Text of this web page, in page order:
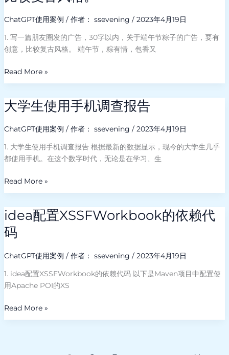
的
商
品
有
较
的
后
ChatGPT使用案例 / 作者： ssevening / 2023年4月19日
1. 写一篇朋友圈发的广告，30字以内，关于端午节粽子的广告，要有
创意，比较复古风格。 端午节，粽有情，包香又
圈
的
广
30
以
内，
关
端
午
粽
子
的
广
告，
有
意，
比
复
Read More »
大学生使用手机调查报告
ChatGPT使用案例 / 作者： ssevening / 2023年4月19日
1. 大学生使用手机调查报告 根据最新的数据显示，现今的大学生几乎
都使用手机。在这个数字时代，无论是在学习、生
大
学
生
用
手
调
报
告
Read More »
idea配置XSSFWorkbook的依赖代
码
ChatGPT使用案例 / 作者： ssevening / 2023年4月19日
1. idea配置XSSFWorkbook的依赖代码 以下是Maven项目中配置使
用Apache POI的XS
idea
配
置
的
依
赖
码
Read More »